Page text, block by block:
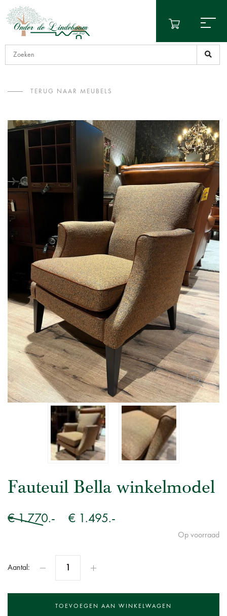
TERUG NAAR MEUBELS
Fauteuil Bella winkelmodel
€ 1.770.- € 1.495.-
Op voorraad
Aantal: